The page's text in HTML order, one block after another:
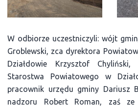
W odbiorze uczestniczyli: wójt
Groblewski, zca dyrektora
Działdowie Krzysztof Chyliński,
Starostwa Powiatowego w
pracownik urzędu gminy Dariusz
nadzoru Robert Roman, zaś